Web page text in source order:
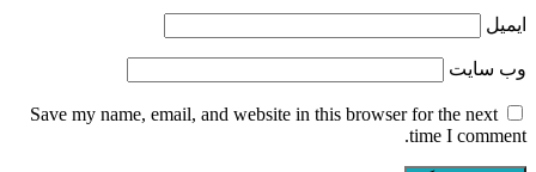
ایمیل
وب‌ سایت
Save my name, email, and website in this browser for the next
time I comment.